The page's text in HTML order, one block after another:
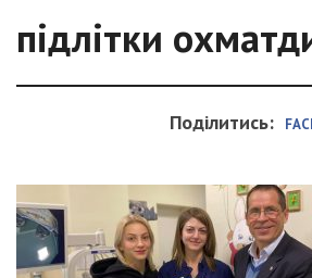
підлітки
Поділитись: